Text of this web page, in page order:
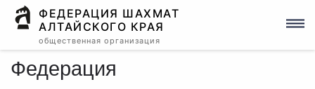
ФЕДЕРАЦИЯ ШАХМАТ
АЛТАЙСКОГО КРАЯ
общественная организация
Федерация